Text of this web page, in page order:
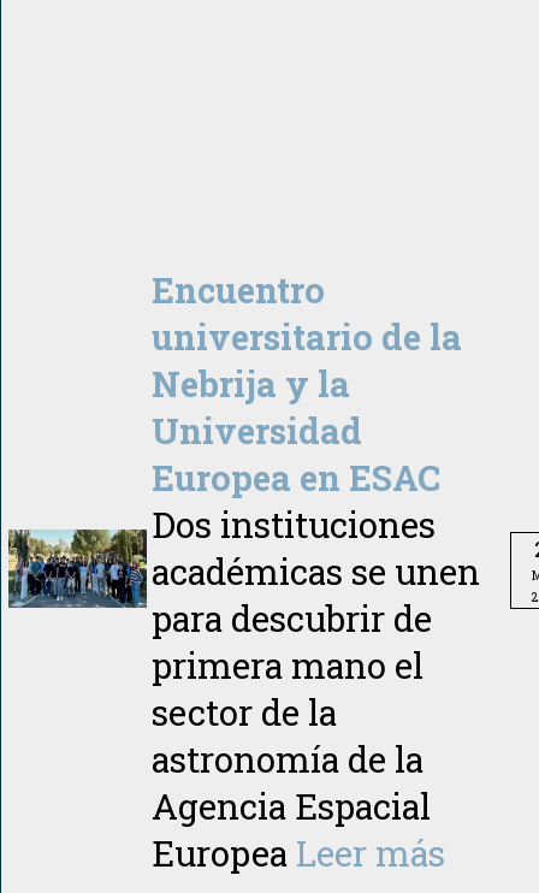
Encuentro
universitario de la
Nebrija y la
Universidad
Europea en ESAC
Dos instituciones
académicas se unen
para descubrir de
primera mano el
sector de la
astronomía de la
Agencia Espacial
Europea Leer más